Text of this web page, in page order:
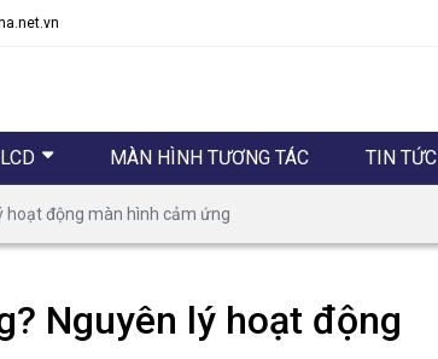
MÀN HÌNH TƯƠNG TÁC TIN TỨC
hoạt động màn hình cảm ứng
Nguyên lý hoạt động